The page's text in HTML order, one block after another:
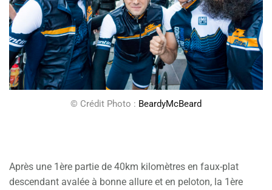
© Crédit Photo : BeardyMcBeard
Après une 1ère partie de 40km kilomètres en faux-plat
descendant avalée à bonne allure et en peloton, la 1ère